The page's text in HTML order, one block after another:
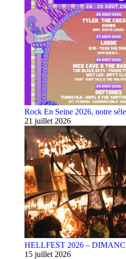
Rock En Seine 2026, notre
21 juillet 2026
HELLFEST 2026 –
15 juillet 2026